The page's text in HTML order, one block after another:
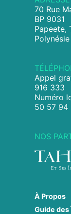
70 Rue
BP 9031
Papeete,
Appel
916 333
Numéro
50 57 94
NOS
À Propos
Guide des